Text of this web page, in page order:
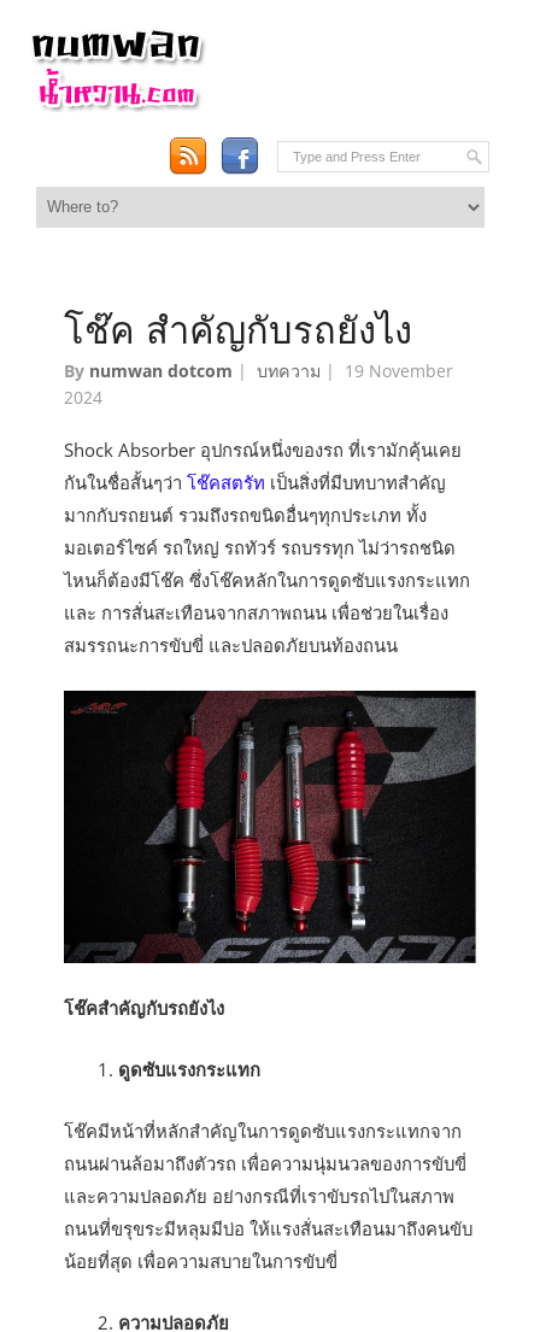
โช๊ค สำคัญกับรถยังไง
By numwan dotcom |บทความ | 19 November
2024
Shock Absorber อุปกรณ์หนึ่งของรถ ที่เรามักคุ้นเคย
กันในชื่อสั้นๆว่าโช๊คสตรัท เป็นสิ่งที่มีบทบาทสำคัญ
มากกับรถยนต์ รวมถึงรถขนิดอื่นๆทุกประเภท ทั้ง
มอเตอร์ไซค์ รถใหญ่ รถทัวร์ รถบรรทุก ไม่ว่ารถชนิด
ไหนก็ต้องมีโช๊ค ซึ่งโช๊คหลักในการดูดซับแรงกระแทก
และ การสั่นสะเทือนจากสภาพถนน เพื่อช่วยในเรื่อง
สมรรถนะการขับขี่ และปลอดภัยบนท้องถนน
โช๊คสำคัญกับรถยังไง
ดูดซับแรงกระแทก
โช๊คมีหน้าที่หลักสำคัญในการดูดซับแรงกระแทกจาก
ถนนผ่านล้อมาถึงตัวรถ เพื่อความนุ่มนวลของการขับขี่
และความปลอดภัย อย่างกรณีที่เราขับรถไปในสภาพ
ถนนที่ขรุขระมีหลุมมีบ่อ ให้แรงสั่นสะเทือนมาถึงคนขับ
น้อยที่สุด เพื่อความสบายในการขับขี่
ความปลอดภัย